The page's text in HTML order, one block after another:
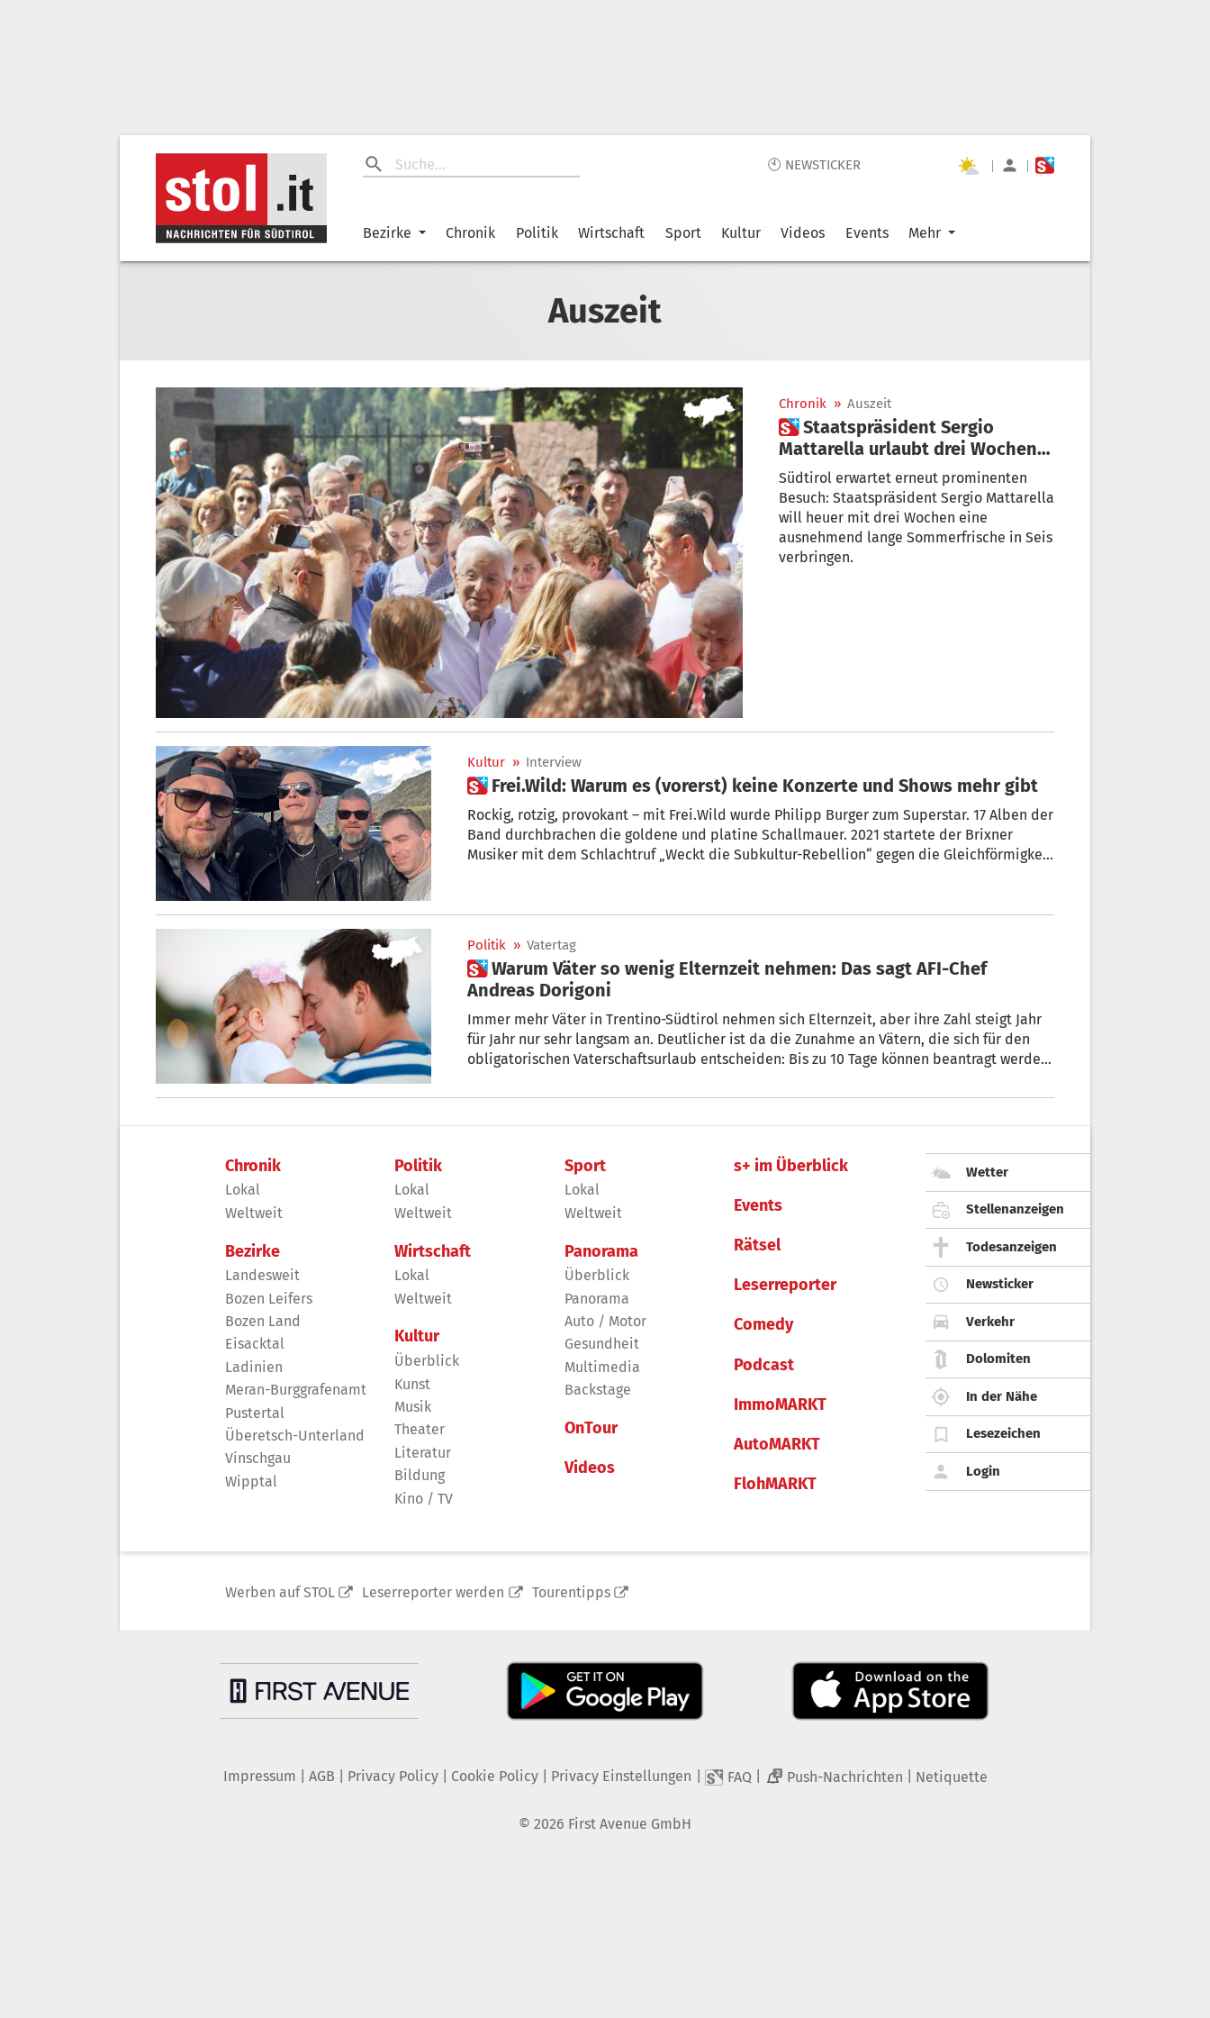
🕙 NEWSTICKER | |
Bezirke Chronik Politik Wirtschaft Sport Kultur Videos Events Mehr
Auszeit
Chronik » Auszeit
 Staatspräsident Sergio
Mattarella urlaubt drei Wochen
in Seis
Südtirol erwartet erneut prominenten
Besuch: Staatspräsident Sergio Mattarella
will heuer mit drei Wochen eine
ausnehmend lange Sommerfrische in Seis
verbringen.
Kultur » Interview
 Frei.Wild: Warum es (vorerst) keine Konzerte und Shows mehr gibt
Rockig, rotzig, provokant – mit Frei.Wild wurde Philipp Burger zum Superstar. 17 Alben der
Band durchbrachen die goldene und platine Schallmauer. 2021 startete der Brixner
Musiker mit dem Schlachtruf „Weckt die Subkultur-Rebellion“ gegen die Gleichförmigkeit
Politik » Vatertag
 Warum Väter so wenig Elternzeit nehmen: Das sagt AFI-Chef
Andreas Dorigoni
Immer mehr Väter in Trentino-Südtirol nehmen sich Elternzeit, aber ihre Zahl steigt Jahr
für Jahr nur sehr langsam an. Deutlicher ist da die Zunahme an Vätern, die sich für den
obligatorischen Vaterschaftsurlaub entscheiden: Bis zu 10 Tage können beantragt werden
aber nicht“, meint der AFI-Vorsitzende Andreas Dorigoni.
Chronik
Lokal
Weltweit
Bezirke
Landesweit
Bozen Leifers
Bozen Land
Eisacktal
Ladinien
Meran-Burggrafenamt
Pustertal
Überetsch-Unterland
Vinschgau
Wipptal
Politik
Lokal
Weltweit
Wirtschaft
Lokal
Weltweit
Kultur
Überblick
Kunst
Musik
Theater
Literatur
Bildung
Kino / TV
Sport
Lokal
Weltweit
Panorama
Überblick
Panorama
Auto / Motor
Gesundheit
Multimedia
Backstage
OnTour
Videos
s+ im Überblick
Events
Rätsel
Leserreporter
Comedy
Podcast
ImmoMARKT
AutoMARKT
FlohMARKT
Wetter
Stellenanzeigen
Todesanzeigen
Newsticker
Verkehr
Dolomiten
In der Nähe
Lesezeichen
Login
Werben auf STOL Leserreporter werden Tourentipps
Impressum AGB Privacy Policy| Cookie Policy| Privacy Einstellungen FAQ 2 Push-Nachrichten Netiquette
© 2026 First Avenue GmbH